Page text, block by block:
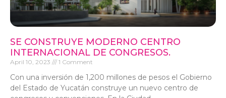
SE CONSTRUYE MODERNO CENTRO
INTERNACIONAL DE CONGRESOS.
April 10, 2023 1 Comment
Con una inversión de 1,200 millones de pesos el Gobierno
del Estado de Yucatán construye un nuevo centro de